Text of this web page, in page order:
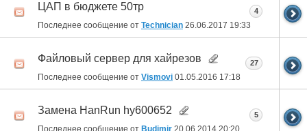
ЦАП в бюджете 50тр
Последнее сообщение от Technician 26.06.2017 19:33
4
Файловый сервер для хайрезов
Последнее сообщение от Vismovi 01.05.2016 17:18
27
Замена HanRun hy600652
Последнее сообщение от Budimir 20.06.2014 20:20
5